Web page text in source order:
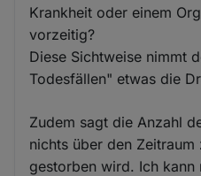
Krankheit oder einem
vorzeitig?
Diese Sichtweise nimmt
Todesfällen" etwas die
Zudem sagt die Anzahl
nichts über den
gestorben wird. Ich kann